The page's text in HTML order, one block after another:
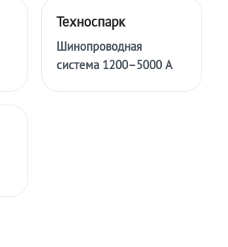
Техноспарк
Шинопроводная
система 1200–5000 А